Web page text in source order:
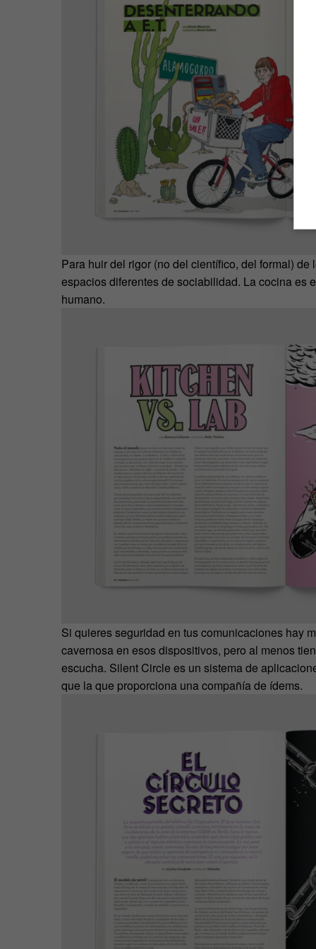
Para huir del rigor (no del científico, del formal)
espacios diferentes de sociabilidad. La cocina es
humano.
Si quieres seguridad en tus comunicaciones hay
cavernosa en esos dispositivos, pero al menos
escucha. Silent Circle es un sistema de
que la que proporciona una compañía de ídems.